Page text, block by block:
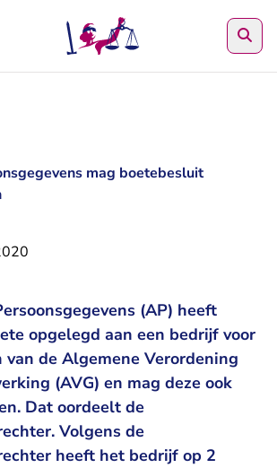
mag boetebesluit
(AP) heeft
opgelegd aan een bedrijf voor
de Algemene Verordening
(AVG) en mag deze ook
Dat oordeelt de
Volgens de
heeft het bedrijf op 2